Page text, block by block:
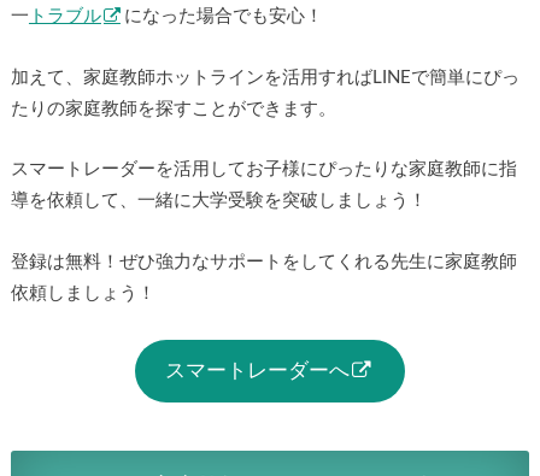
一 トラブル になった場合でも安心！
加えて、家庭教師ホットラインを活用すればLINEで簡単にぴっ
たりの家庭教師を探すことができます。
スマートレーダーを活用してお子様にぴったりな家庭教師に指
導を依頼して、一緒に大学受験を突破しましょう！
登録は無料！ぜひ強力なサポートをしてくれる先生に家庭教師
依頼しましょう！
スマートレーダーへ